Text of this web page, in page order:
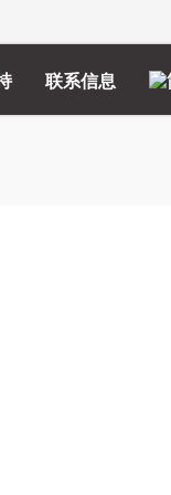
联系信息